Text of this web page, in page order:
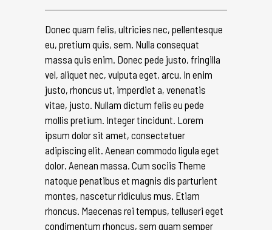
Donec quam felis, ultricies nec, pellentesque
eu, pretium quis, sem. Nulla consequat
massa quis enim. Donec pede justo, fringilla
vel, aliquet nec, vulputa eget, arcu. In enim
justo, rhoncus ut, imperdiet a, venenatis
vitae, justo. Nullam dictum felis eu pede
mollis pretium. Integer tincidunt. Lorem
ipsum dolor sit amet, consectetuer
adipiscing elit. Aenean commodo ligula eget
dolor. Aenean massa. Cum sociis Theme
natoque penatibus et magnis dis parturient
montes, nascetur ridiculus mus. Etiam
rhoncus. Maecenas rei tempus, telluseri eget
condimentum rhoncus, sem quam semper